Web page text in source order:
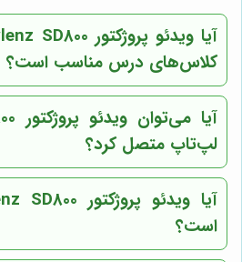
کلاس‌های درس مناسب است؟
لپ‌تاپ متصل کرد؟
است؟